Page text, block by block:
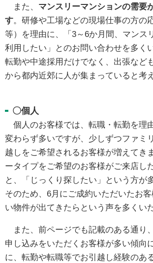
また、 マンスリーマンションの需要
す。研修や工場などの現場仕事の方の
等）を理由に、「3～6か月間、マンス
利用したい」とのお問い合わせを多く
転勤や中途採用だけでなく、出張など
から都内近郊に人が集まっていると考
〇個人
個人のお客様では、転職・転勤を理
変わらず多いですが、少しずつファミ
越しをご希望されるお客様が増えてき
ータイプをご希望のお客様がご来店し
と、「じっくり探したい」という方が
そのため、6月にご成約いただいたお
い物件が出てきたらという声を多くい
また、前ページでも記載のある通り
申し込みをいただくお客様が多い傾向
に、転勤や転職等でお引越し経験のあ